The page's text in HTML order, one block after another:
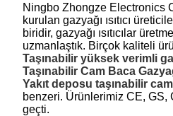
Ningbo Zhongze Electronics
kurulan gazyağı ısıtıcı
biridir, gazyağı ısıtıcılar
uzmanlaştık. Birçok kaliteli
Taşınabilir yüksek verimli
Taşınabilir Cam Baca
Yakıt deposu taşınabilir
benzeri. Ürünlerimiz CE, GS,
geçti.